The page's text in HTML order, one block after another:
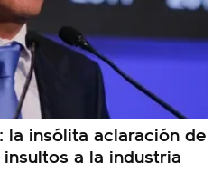
la insólita aclaración de
a la industria